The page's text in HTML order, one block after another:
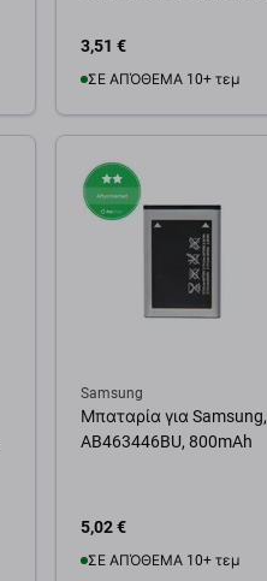
3,51 €
ΣΕ ΑΠΌΘΕΜΑ 10+ τεμ
Samsung
Μπαταρία για Samsung,
AB463446BU, 800mAh
5,02 €
ΣΕ ΑΠΌΘΕΜΑ 10+ τεμ